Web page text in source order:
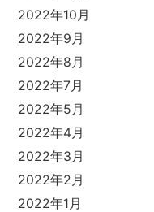
2022年10月
2022年9月
2022年8月
2022年7月
2022年5月
2022年4月
2022年3月
2022年2月
2022年1月